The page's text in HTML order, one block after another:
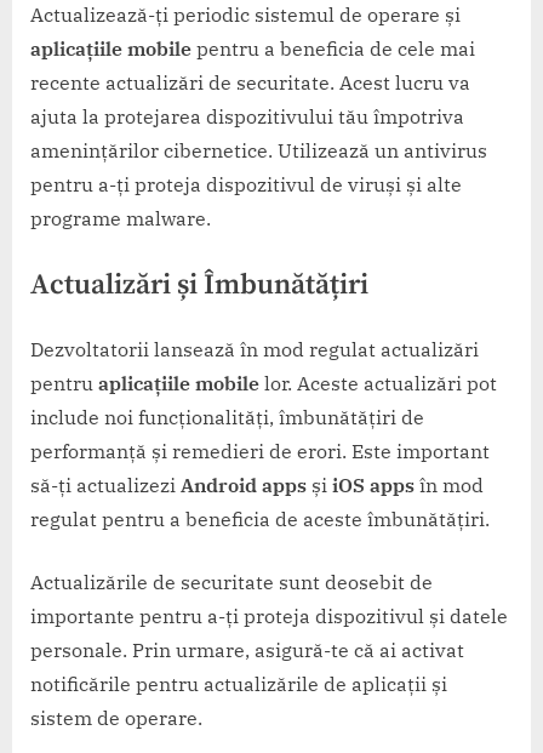
Actualizează-ți periodic sistemul de operare și
aplicațiile mobile pentru a beneficia de cele mai
recente actualizări de securitate. Acest lucru va
ajuta la protejarea dispozitivului tău împotriva
amenințărilor cibernetice. Utilizează un antivirus
pentru a-ți proteja dispozitivul de viruși și alte
programe malware.
Actualizări și Îmbunătățiri
Dezvoltatorii lansează în mod regulat actualizări
pentru aplicațiile mobile lor. Aceste actualizări pot
include noi funcționalități, îmbunătățiri de
performanță și remedieri de erori. Este important
să-ți actualizezi Android apps și iOS apps în mod
regulat pentru a beneficia de aceste îmbunătățiri.
Actualizările de securitate sunt deosebit de
importante pentru a-ți proteja dispozitivul și datele
personale. Prin urmare, asigură-te că ai activat
notificările pentru actualizările de aplicații și
sistem de operare.